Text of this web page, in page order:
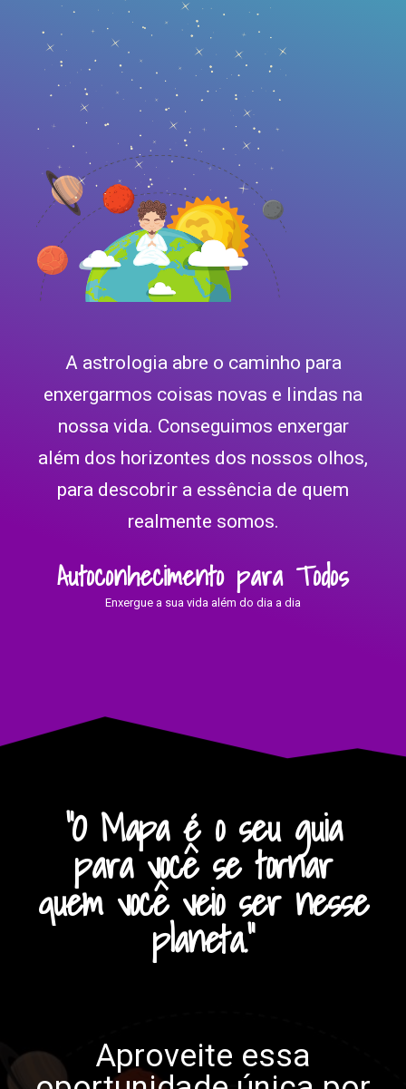
A astrologia abre o caminho para
enxergarmos coisas novas e lindas na
nossa vida. Conseguimos enxergar
além dos horizontes dos nossos olhos,
para descobrir a essência de quem
realmente somos.
Autoconhecimento para Todos
Enxergue a sua vida além do dia a dia
"O Mapa é o seu guia
para você se tornar
quem você veio ser nesse
planeta."
Aproveite essa